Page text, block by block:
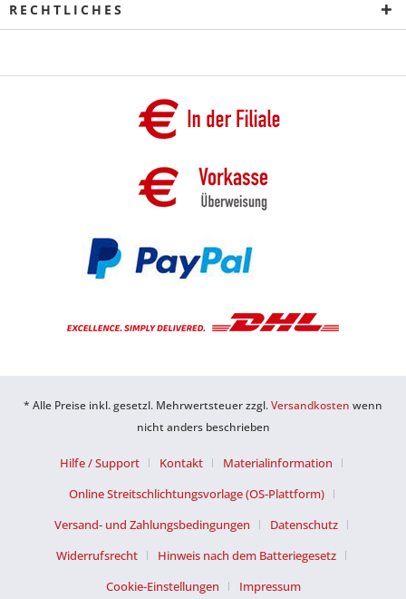
RECHTLICHES
* Alle Preise inkl. gesetzl. Mehrwertsteuer zzgl.Versandkosten wenn
nicht anders beschrieben
Hilfe / Support Kontakt
Materialinformation
Online Streitschlichtungsvorlage (OS-Plattform)
Versand- und Zahlungsbedingungen
Datenschutz
Widerrufsrecht
Hinweis nach dem Batteriegesetz
Cookie-Einstellungen
Impressum